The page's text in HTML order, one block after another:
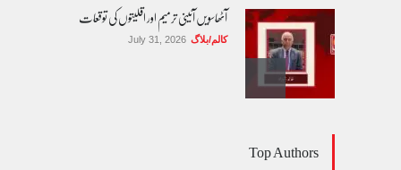
آٹھاسویں آئینی ترمیم اور اقلیتوں کی توقعات
کالم/بلاگ July 31, 2026
Top Authors